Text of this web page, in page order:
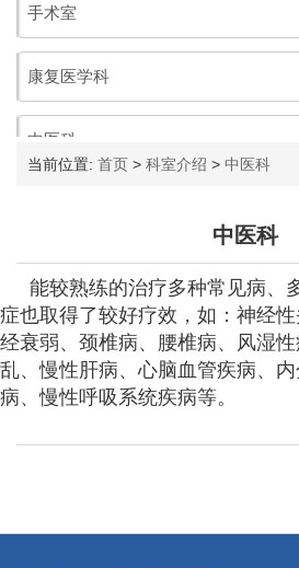
当前位置: 首页 > 科室介绍 > 中医科
中医科
能较熟练的治疗多种常见病、
症也取得了较好疗效，如：神经
经衰弱、颈椎病、腰椎病、风湿
乱、慢性肝病、心脑血管疾病、
病、慢性呼吸系统疾病等。